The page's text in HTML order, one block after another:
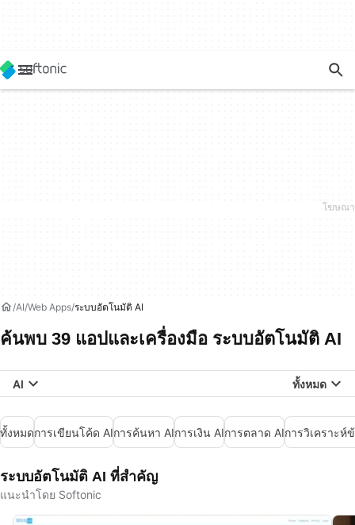
AI Web Apps ระบบอัตโนมัติ AI
ค้นพบ 39 แอปและเครื่องมือ ระบบอัตโนมัติ AI
AI ทั้งหมด
ทั้งหมดการเขียนโค้ด AIการค้นหา AIการเงิน AIการตลาด AIการวิเคราะห์
ระบบอัตโนมัติ AI ที่สำคัญ
แนะนำโดย Softonic